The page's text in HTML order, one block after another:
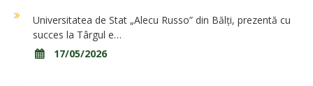
Universitatea de Stat „Alecu Russo” din Bălți, prezentă cu
succes la Târgul e…
17/05/2026